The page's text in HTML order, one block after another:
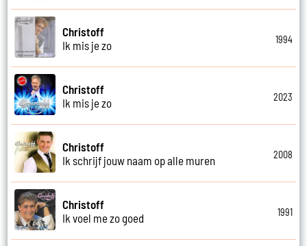
Christoff
Ik mis je zo
1994
Christoff
Ik mis je zo
2023
Christoff
Ik schrijf jouw naam op alle muren
2008
Christoff
Ik voel me zo goed
1991